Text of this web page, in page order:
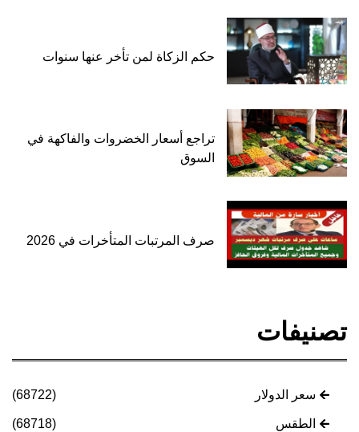
حكم الزكاة لمن تأخر عنها سنوات
تراجع أسعار الخضروات والفاكهة في
السوق
صرف المرتبات المتأخرات في 2026
تصنيفات
سعر الدولار (68722)
الطقس (68718)